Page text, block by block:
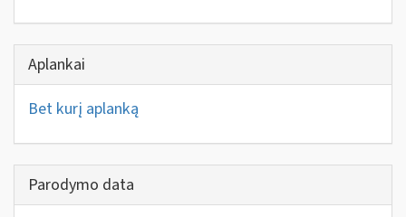
Aplankai
Bet kurį aplanką
Parodymo data